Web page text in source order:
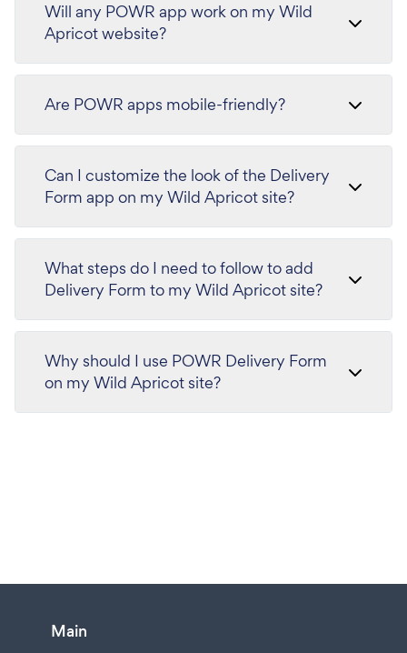
Will any POWR app work on my Wild
Apricot website?
Are POWR apps mobile-friendly?
Can I customize the look of the Delivery
Form app on my Wild Apricot site?
What steps do I need to follow to add
Delivery Form to my Wild Apricot site?
Why should I use POWR Delivery Form
on my Wild Apricot site?
Main